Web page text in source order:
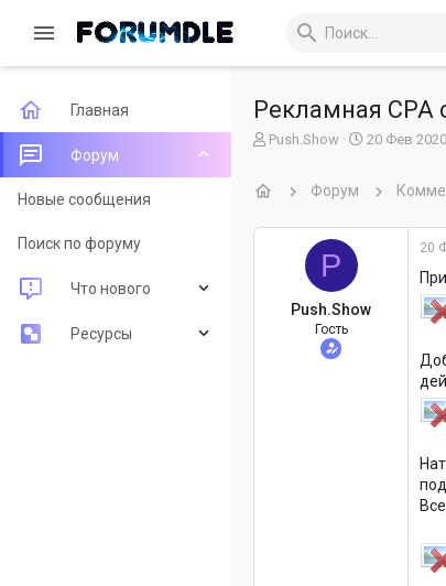
Главная
Форум
Новые сообщения
Поиск по форуму
Что нового
Новые сообщения
Ресурсы
Рекламная CPA
А
о
Push.Show
Д
а
20 Фев 2020
Форум
P
Push.Show
Гость
20